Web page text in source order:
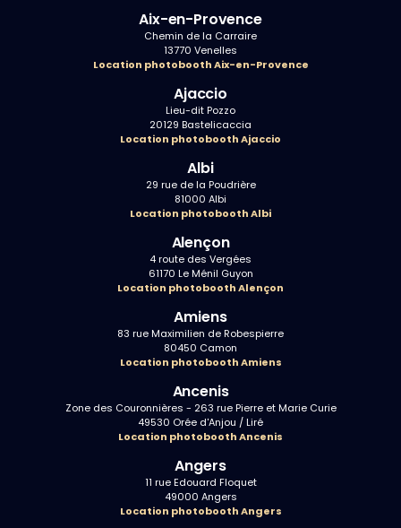
Aix-en-Provence
Chemin de la Carraire
13770 Venelles
Location photobooth Aix-en-Provence
Ajaccio
Lieu-dit Pozzo
20129 Bastelicaccia
Location photobooth Ajaccio
Albi
29 rue de la Poudrière
81000 Albi
Location photobooth Albi
Alençon
4 route des Vergées
61170 Le Ménil Guyon
Location photobooth Alençon
Amiens
83 rue Maximilien de Robespierre
80450 Camon
Location photobooth Amiens
Ancenis
Zone des Couronnières - 263 rue Pierre et Marie Curie
49530 Orée d'Anjou / Liré
Location photobooth Ancenis
Angers
11 rue Edouard Floquet
49000 Angers
Location photobooth Angers